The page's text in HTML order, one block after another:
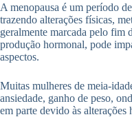
A menopausa é um período
trazendo alterações físicas,
geralmente marcada pelo fim
produção hormonal, pode
aspectos.
Muitas mulheres de meia-
ansiedade, ganho de peso,
em parte devido às alterações